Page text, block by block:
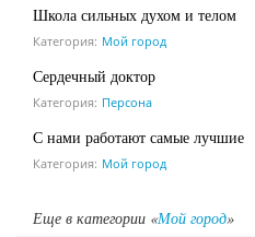
Школа сильных духом и телом
Категория: Мой город
Сердечный доктор
Категория: Персона
С нами работают самые лучшие
Категория: Мой город
Еще в категории «Мой город»